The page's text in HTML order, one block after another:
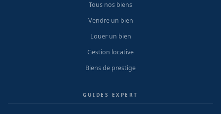
Tous nos biens
Vendre un bien
Louer un bien
Gestion locative
Biens de prestige
GUIDES EXPERT